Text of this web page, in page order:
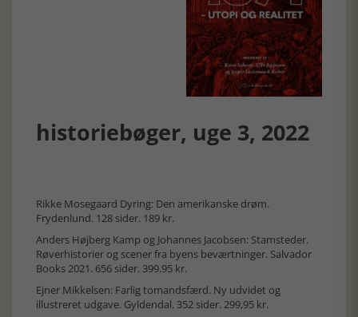
historiebøger, uge 3, 2022
Rikke Mosegaard Dyring: Den amerikanske drøm.
Frydenlund. 128 sider. 189 kr.
Anders Højberg Kamp og Johannes Jacobsen: Stamsteder.
Røverhistorier og scener fra byens beværtninger. Salvador
Books 2021. 656 sider. 399,95 kr.
Ejner Mikkelsen: Farlig tomandsfærd. Ny udvidet og
illustreret udgave. Gyldendal. 352 sider. 299,95 kr.